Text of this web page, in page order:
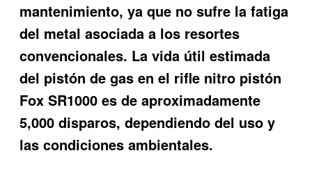
mantenimiento, ya que no sufre la fatiga
del metal asociada a los resortes
convencionales. La vida útil estimada
del pistón de gas en el rifle nitro pistón
Fox SR1000 es de aproximadamente
5,000 disparos, dependiendo del uso y
las condiciones ambientales.